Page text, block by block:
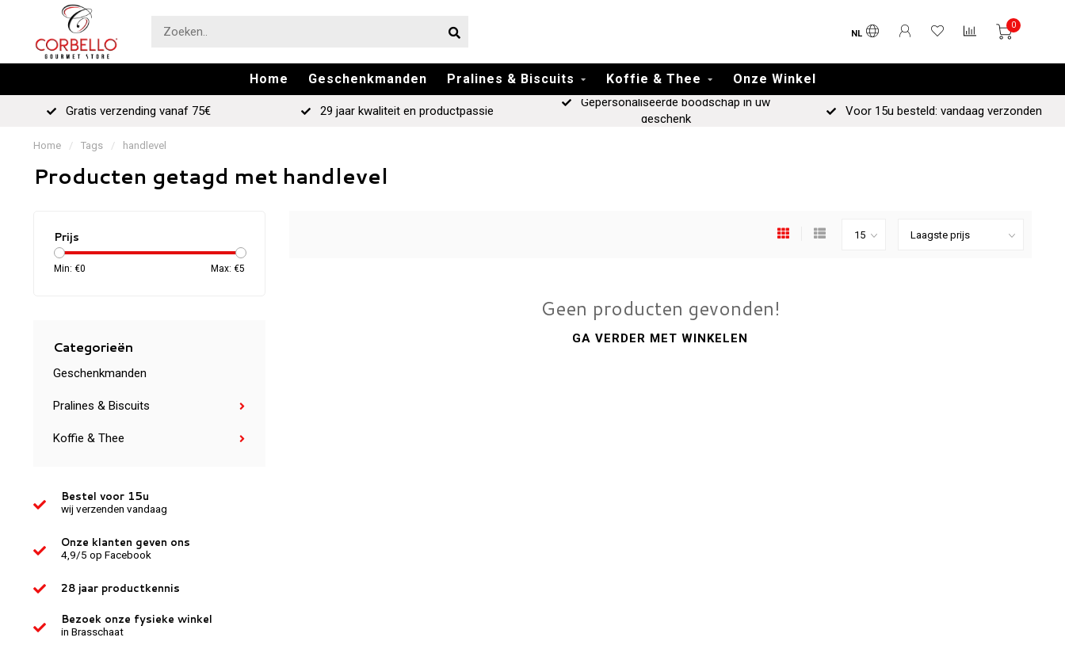
NL
0
Home Geschenkmanden Pralines & Biscuits Koffie & Thee Onze Winkel
Gratis verzending vanaf 75€ 29 jaar kwaliteit en productpassie
Gepersonaliseerde boodschap in uw
geschenk
Voor 15u besteld: vandaag verzonden
Home / Tags / handlevel
Producten getagd met handlevel
Prijs
Min: €0 Max: €5
Categorieën
Geschenkmanden
Pralines & Biscuits
Koffie & Thee
Bestel voor 15u
wij verzenden vandaag
Onze klanten geven ons
4,9/5 op Facebook
28 jaar productkennis
Bezoek onze fysieke winkel
in Brasschaat
Geen producten gevonden!
GA VERDER MET WINKELEN